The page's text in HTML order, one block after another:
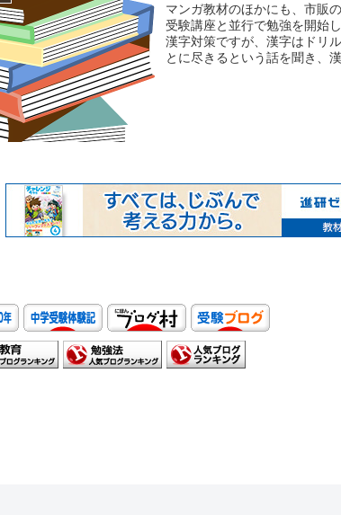
マンガ教材のほかにも、市販
受験講座と並行で勉強を開始
漢字対策ですが、漢字はドリ
とに尽きるという話を聞き、漢